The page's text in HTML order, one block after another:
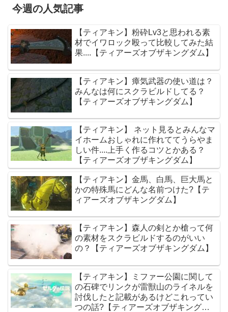
今週の人気記事
【ティアキン】粉砕Lv3と思われる素
材でイワロック殴って比較してみた結
果....【ティアーズオブザキングダム】
【ティアキン】瘴気武器の使い道は？
みんなは何にスクラビルドしてる？
【ティアーズオブザキングダム】
【ティアキン】 ネット見るとみんなマ
イホームおしゃれに作れててうらやま
しい件....上手く作るコツとかある？
【ティアーズオブザキングダム】
【ティアキン】金馬、白馬、巨大馬と
かの特殊馬にどんな名前つけた?【テ
ィアーズオブザキングダム】
【ティアキン】森人の剣とか槍って何
の素材をスクラビルドするのがいい
の？【ティアーズオブザキングダム】
【ティアキン】ミファー公園に関して
の石碑でリンクが雷獣山のライネルを
討伐したと記載があるけどこれってい
つの話?【ティアーズオブザキングダ